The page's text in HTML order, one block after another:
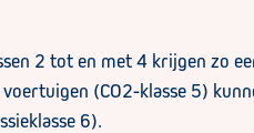
2 tot en met 4 krijgen zo
(CO2-klasse 5)
6).